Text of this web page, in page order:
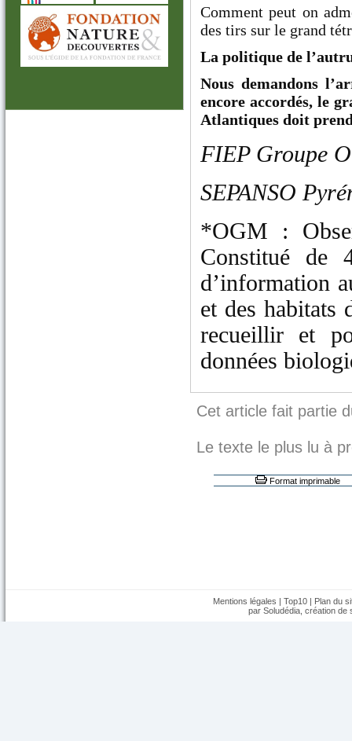
Comment peut on
des tirs sur le grand
La politique de
Nous demandons
encore accordés, le
Atlantiques doit
FIEP Groupe
SEPANSO
*OGM :
Constitué de
d’information
et des habitats
recueillir et
données
Cet article fait partie
Le texte le plus lu à
Format imprimable
Mentions légales | Top10 | Plan du
par Soludédia, création de